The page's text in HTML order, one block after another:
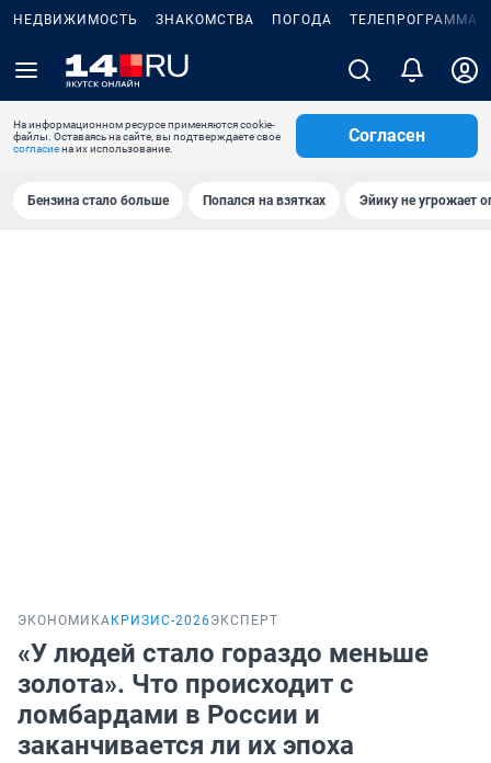
НЕДВИЖИМОСТЬ ЗНАКОМСТВА ПОГОДА ТЕЛЕПРОГРАММА
На информационном ресурсе применяются cookie-
файлы. Оставаясь на сайте, вы подтверждаете свое
согласиена их использование.
Согласен
Бензина стало больше Попался на взятках Эйику не угрожает
ЭКОНОМИКА КРИЗИС-2026ЭКСПЕРТ
«У людей стало гораздо меньше
золота». Что происходит с
ломбардами в России и
заканчивается ли их эпоха